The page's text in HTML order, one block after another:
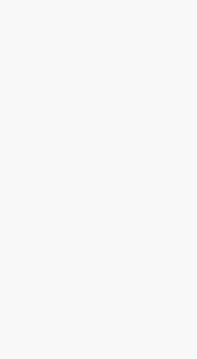
Для цього цікавого
чебрець, лимонний
подрібненого
залити окропом, а
лляної. Добре